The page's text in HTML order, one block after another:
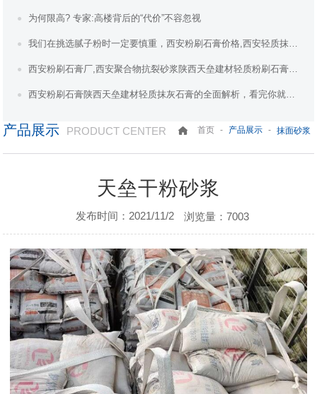
为何限高? 专家:高楼背后的“代价”不容忽视
我们在挑选腻子粉时一定要慎重，西安粉刷石膏价格,西安轻质抹灰石膏,陕西天垒建材教
西安粉刷石膏厂,西安聚合物抗裂砂浆陕西天垒建材轻质粉刷石膏在建筑行业的应用
西安粉刷石膏陕西天垒建材轻质抹灰石膏的全面解析，看完你就全懂了。
产品展示 PRODUCT CENTER 首页 - 产品展示 - 抹面砂浆
天垒干粉砂浆
发布时间：2021/11/2 浏览量：7003